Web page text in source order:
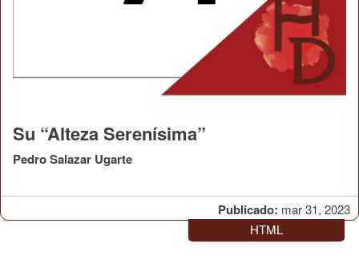
Publicado: mar 31, 2023
Su “Alteza Serenísima”
Pedro Salazar Ugarte
HTML